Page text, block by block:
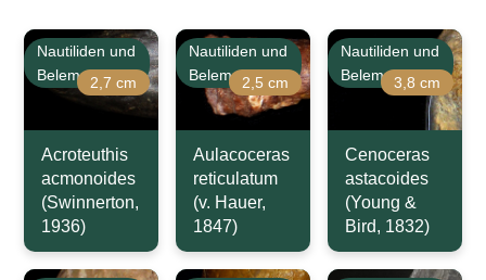
Nautiliden und
Belemniten2,7 cm
Acroteuthis
acmonoides
(Swinnerton,
1936)
Nautiliden und
Belemniten2,5 cm
Aulacoceras
reticulatum
(v. Hauer,
1847)
Nautiliden und
Belemniten3,8 cm
Cenoceras
astacoides
(Young &
Bird, 1832)